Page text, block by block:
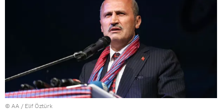
© AA / Elif Öztürk